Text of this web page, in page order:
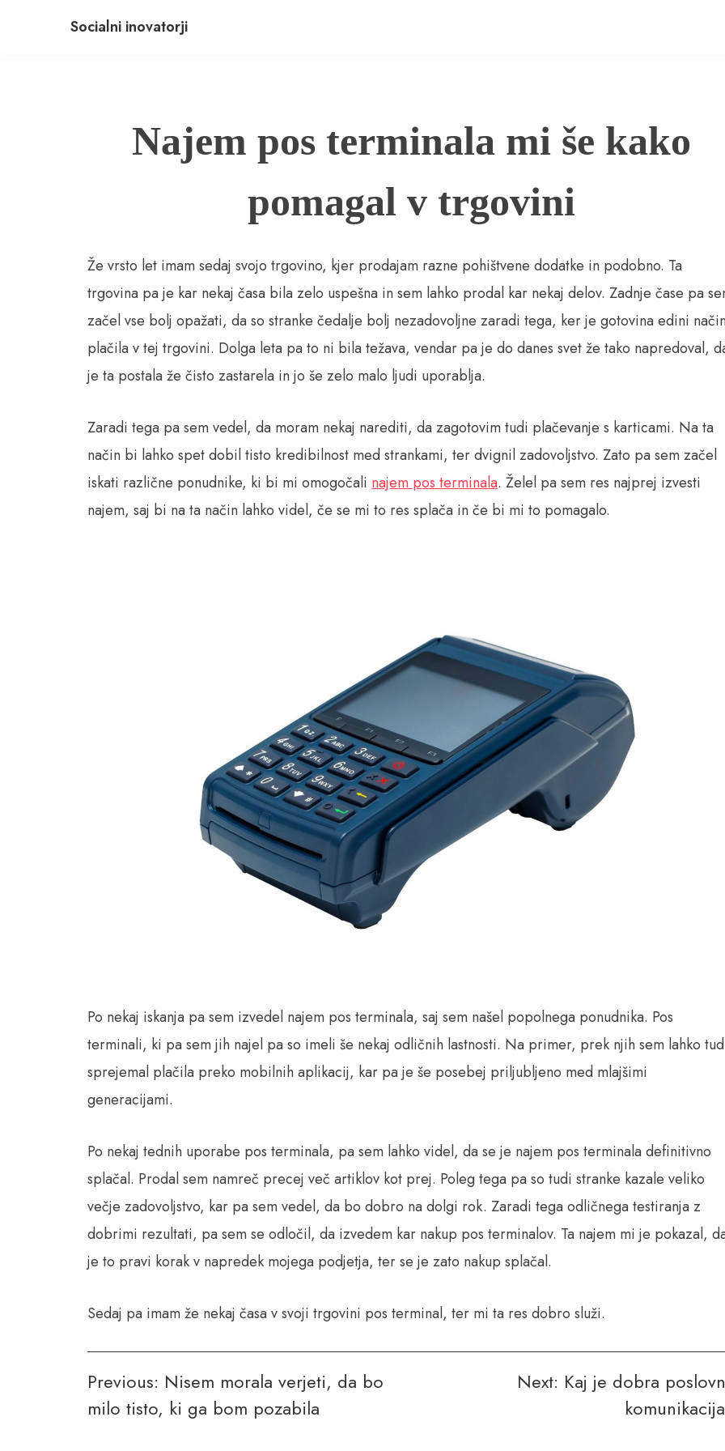
Socialni inovatorji
Najem pos terminala mi še kako
pomagal v trgovini
Že vrsto let imam sedaj svojo trgovino, kjer prodajam razne pohištvene dodatke in podobno. Ta
trgovina pa je kar nekaj časa bila zelo uspešna in sem lahko prodal kar nekaj delov. Zadnje čase pa
začel vse bolj opažati, da so stranke čedalje bolj nezadovoljne zaradi tega, ker je gotovina edini način
plačila v tej trgovini. Dolga leta pa to ni bila težava, vendar pa je do danes svet že tako napredoval,
je ta postala že čisto zastarela in jo še zelo malo ljudi uporablja.
Zaradi tega pa sem vedel, da moram nekaj narediti, da zagotovim tudi plačevanje s karticami. Na ta
način bi lahko spet dobil tisto kredibilnost med strankami, ter dvignil zadovoljstvo. Zato pa sem začel
iskati različne ponudnike, ki bi mi omogočali najem pos terminala. Želel pa sem res najprej izvesti
najem, saj bi na ta način lahko videl, če se mi to res splača in če bi mi to pomagalo.
Po nekaj iskanja pa sem izvedel najem pos terminala, saj sem našel popolnega ponudnika. Pos
terminali, ki pa sem jih najel pa so imeli še nekaj odličnih lastnosti. Na primer, prek njih sem lahko
sprejemal plačila preko mobilnih aplikacij, kar pa je še posebej priljubljeno med mlajšimi
generacijami.
Po nekaj tednih uporabe pos terminala, pa sem lahko videl, da se je najem pos terminala definitivno
splačal. Prodal sem namreč precej več artiklov kot prej. Poleg tega pa so tudi stranke kazale veliko
večje zadovoljstvo, kar pa sem vedel, da bo dobro na dolgi rok. Zaradi tega odličnega testiranja z
dobrimi rezultati, pa sem se odločil, da izvedem kar nakup pos terminalov. Ta najem mi je pokazal,
je to pravi korak v napredek mojega podjetja, ter se je zato nakup splačal.
Sedaj pa imam že nekaj časa v svoji trgovini pos terminal, ter mi ta res dobro služi.
Navigacija
prispevka
Previous: Nisem morala verjeti, da bo
milo tisto, ki ga bom pozabila
Next: Kaj je dobra